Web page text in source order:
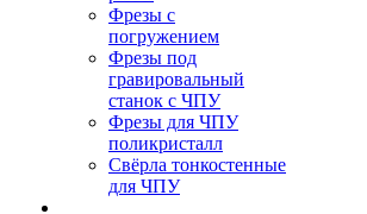
Фрезы с
погружением
Фрезы под
гравировальный
станок с ЧПУ
Фрезы для ЧПУ
поликристалл
Свёрла тонкостенные
для ЧПУ